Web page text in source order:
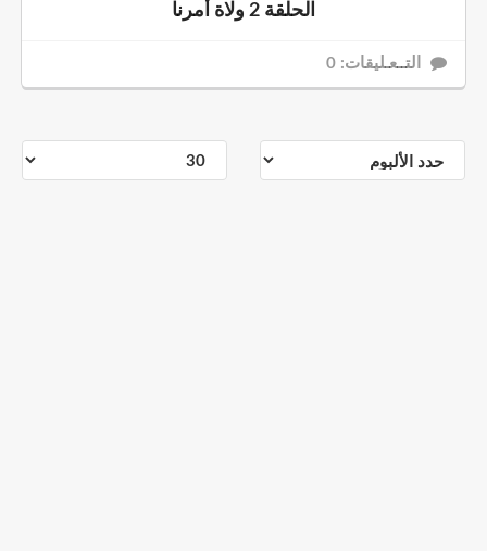
الحلقة 2 ولاة أمرنا
التــعـليقات: 0